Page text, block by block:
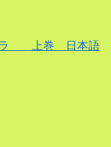
トラ 上巻 日本語